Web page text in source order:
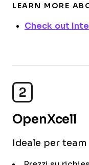
LEARN MORE
Check out
2
OpenXcell
Ideale per